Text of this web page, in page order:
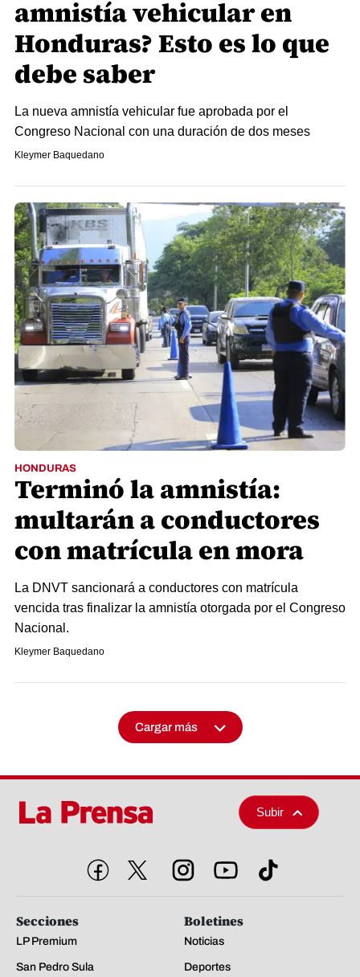
amnistía vehicular en
Honduras? Esto es lo que
debe saber
La nueva amnistía vehicular fue aprobada por el
Congreso Nacional con una duración de dos meses
Kleymer Baquedano
HONDURAS
Terminó la amnistía:
multarán a conductores
con matrícula en mora
La DNVT sancionará a conductores con matrícula
vencida tras finalizar la amnistía otorgada por el Congreso
Nacional.
Kleymer Baquedano
Cargar más
Subir
Secciones
LP Premium
San Pedro Sula
Boletines
Noticias
Deportes